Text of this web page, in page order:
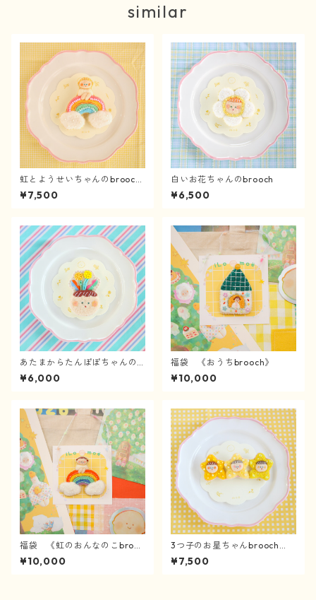
similar
虹とようせいちゃんのbrooch
《4/2〜》
¥7,500
白いお花ちゃんのbrooch
¥6,500
あたまからたんぽぽちゃんのb
rooch
¥6,000
福袋 《おうちbrooch》
¥10,000
福袋 《虹のおんなのこbrooc
h》
¥10,000
3つ子のお星ちゃんbrooch
《4/3〜》
¥7,500